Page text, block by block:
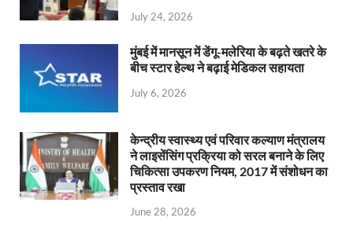
July 24, 2026
मुंबई में मानसून में डेंगू-मलेरिया के बढ़ते खतरे के
बीच स्टार हेल्थ ने बढ़ाई मेडिकल सहायता
July 6, 2026
केन्‍द्रीय स्वास्थ्य एवं परिवार कल्याण मंत्रालय
ने लाइसेंसिंग प्रक्रिया को सरल बनाने के लिए
चिकित्सा उपकरण नियम, 2017 में संशोधन का
प्रस्ताव रखा
June 28, 2026